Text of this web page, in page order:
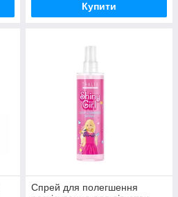
Купити
Спрей для полегшення